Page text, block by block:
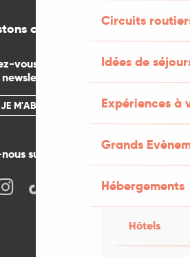
Circuits
Idées de
Expériences à
Grands
Hébergements
Hôtels
connectés
vous gratuitement
mensuelle
JE M'ABONNE
sur les réseaux !